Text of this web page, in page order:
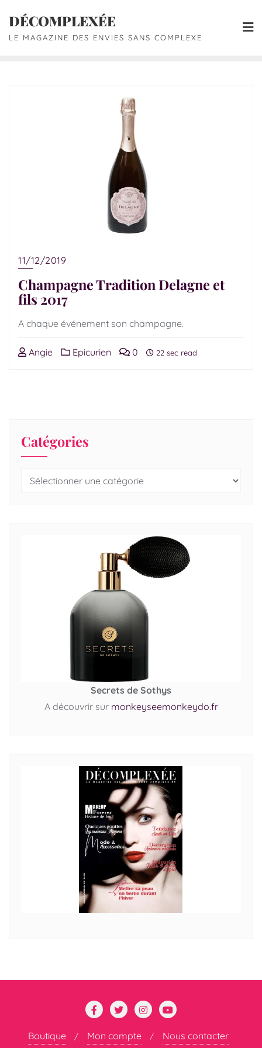
DÉCOMPLEXÉE
LE MAGAZINE DES ENVIES SANS COMPLEXE
11/12/2019
Champagne Tradition Delagne et
fils 2017
A chaque événement son champagne.
Angie Epicurien 0 22 sec read
Catégories
Secrets de Sothys
A découvrir sur monkeyseemonkeydo.fr
Boutique Mon compte
Nous contacter